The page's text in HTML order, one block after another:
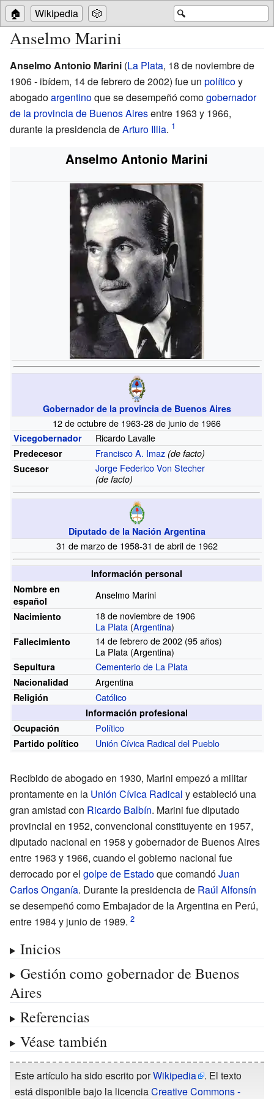
🔍
🏠 Wikipedia 🎲
Anselmo Marini
Anselmo Antonio Marini (La Plata, 18 de noviembre de
1906 - ibídem, 14 de febrero de 2002) fue un políticoy
abogadoargentinoque se desempeñó comogobernador
de la provincia de Buenos Airesentre 1963 y 1966,
durante la presidencia deArturo Illia.
Anselmo Antonio Marini
Gobernador de la provincia de Buenos Aires
12 de octubre de 1963-28 de junio de 1966
Vicegobernador Ricardo Lavalle
Predecesor Francisco A. Imaz (de facto)
Sucesor
Jorge Federico Von Stecher
(de facto)
Diputado de la Nación Argentina
31 de marzo de 1958-31 de abril de 1962
Información personal
Nombre en
español
Anselmo Marini
Nacimiento
18 de noviembre de 1906
La Plata (Argentina)
Fallecimiento 14 de febrero de 2002 (95años)
La Plata (Argentina)
Sepultura Cementerio de La Plata
Nacionalidad Argentina
Religión Católico
Información profesional
Ocupación
Político
Partido político Unión Cívica Radical del Pueblo
Recibido de abogado en 1930, Marini empezó a militar
prontamente en la Unión Cívica Radical y estableció una
gran amistad con Ricardo Balbín. Marini fue diputado
provincial en 1952, convencional constituyente en 1957,
diputado nacional en 1958 y gobernador de Buenos Aires
entre 1963 y 1966, cuando el gobierno nacional fue
derrocado por el golpe de Estadoque comandóJuan
Carlos Onganía. Durante la presidencia de Raúl Alfonsín
se desempeñó como Embajador de la Argentina en Perú,
entre 1984 y junio de 1989.
Inicios
Gestión como gobernador de Buenos
Aires
Referencias
Véase también
Este artículo ha sido escrito porWikipedia
. El texto
está disponible bajo la licenciaCreative Commons -